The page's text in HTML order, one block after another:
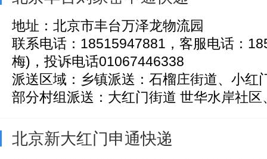
地址：北京市丰台万泽龙物流园
联系电话：18515947881，客服电话：
梅)，投诉电话01067446338
派送区域：乡镇派送：石榴庄街道、小红
部分村组派送：大红门街道 世华水岸社区
北京新大红门申通快递